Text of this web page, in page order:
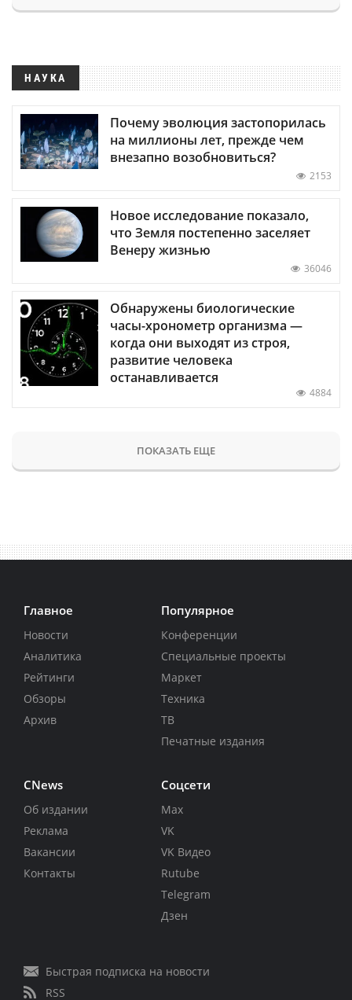
НАУКА
Почему эволюция застопорилась
на миллионы лет, прежде чем
внезапно возобновиться?
2153
Новое исследование показало,
что Земля постепенно заселяет
Венеру жизнью
36046
Обнаружены биологические
часы-хронометр организма —
когда они выходят из строя,
развитие человека
останавливается
4884
ПОКАЗАТЬ ЕЩЕ
Главное
Новости
Аналитика
Рейтинги
Обзоры
Архив
Популярное
Конференции
Специальные проекты
Маркет
Техника
ТВ
Печатные издания
CNews
Об издании
Реклама
Вакансии
Контакты
Соцсети
Max
VK
VK Видео
Rutube
Telegram
Дзен
Быстрая подписка на новости
RSS